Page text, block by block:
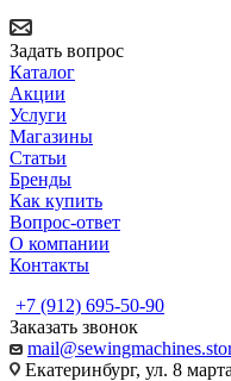
Задать вопрос
Каталог
Акции
Услуги
Магазины
Статьи
Бренды
Как купить
Вопрос-ответ
О компании
Контакты
+7 (912) 695-50-90
Заказать звонок
Екатеринбург, ул. 8